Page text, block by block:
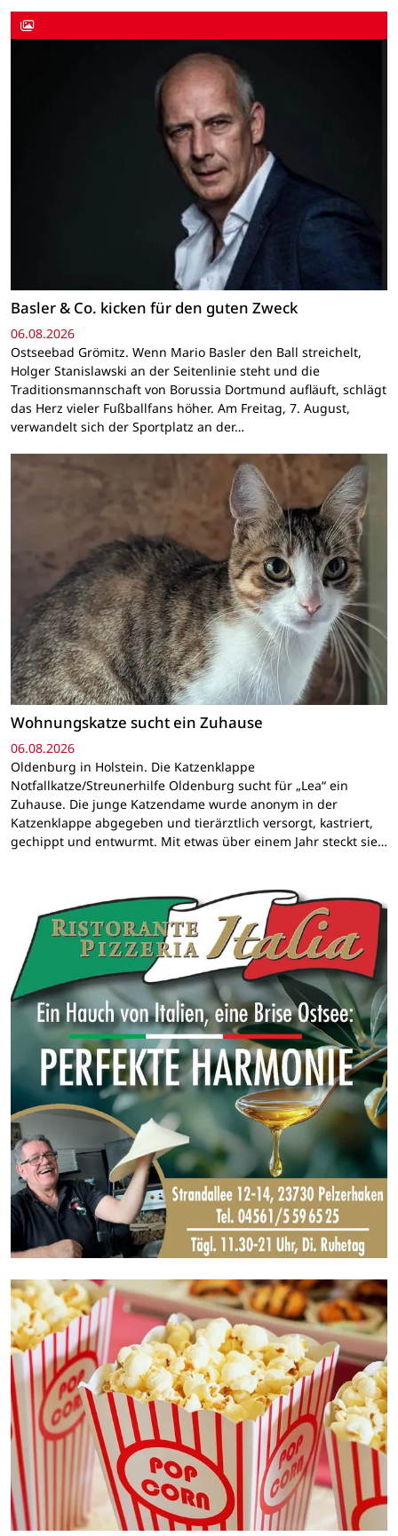
Basler & Co. kicken für den guten Zweck
06.08.2026
Ostseebad Grömitz. Wenn Mario Basler den Ball streichelt,
Holger Stanislawski an der Seitenlinie steht und die
Traditionsmannschaft von Borussia Dortmund aufläuft, schlägt
das Herz vieler Fußballfans höher. Am Freitag, 7. August,
verwandelt sich der Sportplatz an der…
Wohnungskatze sucht ein Zuhause
06.08.2026
Oldenburg in Holstein. Die Katzenklappe
Notfallkatze/Streunerhilfe Oldenburg sucht für „Lea“ ein
Zuhause. Die junge Katzendame wurde anonym in der
Katzenklappe abgegeben und tierärztlich versorgt, kastriert,
gechippt und entwurmt. Mit etwas über einem Jahr steckt sie…